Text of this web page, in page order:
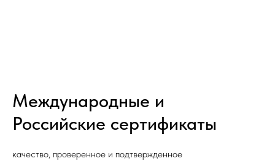
Международные и
Российские сертификаты
качество, проверенное и подтвержденное